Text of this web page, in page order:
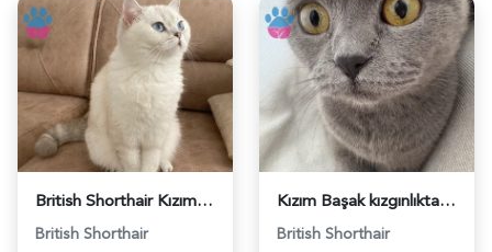
British Shorthair Kızıma British eş arıyorum - 118982229
British Shorthair
Kızım Başak kızgınlıkta acil eş arıyorum - 118982020
British Shorthair